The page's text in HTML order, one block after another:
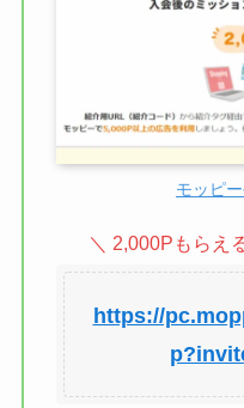
モッピ
＼ 2,000Pもらえ
https://